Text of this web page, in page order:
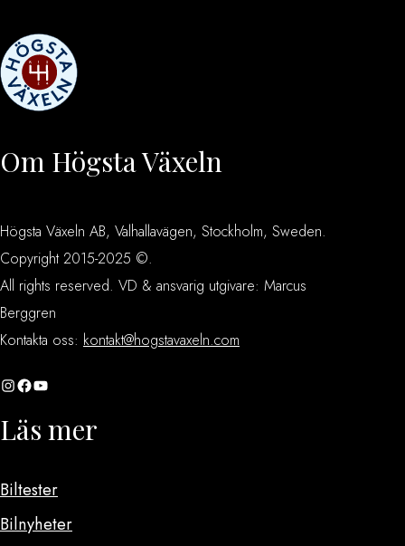
Om Högsta Växeln
Högsta Växeln AB, Valhallavägen, Stockholm, Sweden.
Copyright 2015-2025 ©.
All rights reserved. VD & ansvarig utgivare: Marcus
Berggren
Kontakta oss: kontakt@hogstavaxeln.com
InstagramFacebook YouTube
Läs mer
Biltester
Bilnyheter